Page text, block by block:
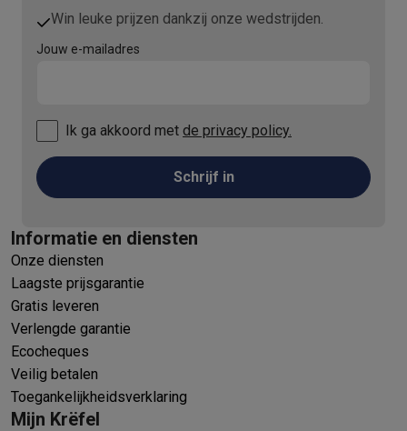
Win leuke prijzen dankzij onze wedstrijden.
Jouw e-mailadres
Ik ga akkoord met de privacy policy.
Schrijf in
Informatie en diensten
Onze diensten
Laagste prijsgarantie
Gratis leveren
Verlengde garantie
Ecocheques
Veilig betalen
Toegankelijkheidsverklaring
Mijn Krëfel